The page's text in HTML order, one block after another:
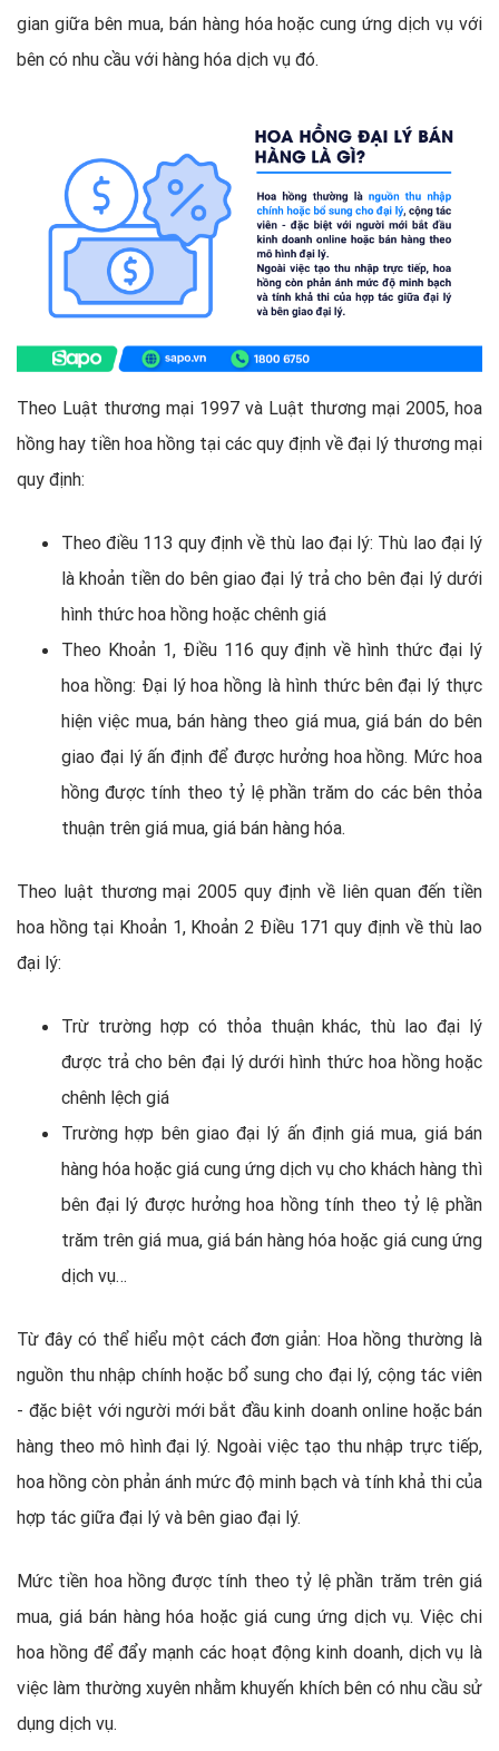
gian giữa bên mua, bán hàng hóa hoặc cung ứng dịch vụ với
bên có nhu cầu với hàng hóa dịch vụ đó.
Theo Luật thương mại 1997 và Luật thương mại 2005, hoa
hồng hay tiền hoa hồng tại các quy định về đại lý thương mại
quy định:
Theo điều 113 quy định về thù lao đại lý: Thù lao đại lý
là khoản tiền do bên giao đại lý trả cho bên đại lý dưới
hình thức hoa hồng hoặc chênh giá
Theo Khoản 1, Điều 116 quy định về hình thức đại lý
hoa hồng: Đại lý hoa hồng là hình thức bên đại lý thực
hiện việc mua, bán hàng theo giá mua, giá bán do bên
giao đại lý ấn định để được hưởng hoa hồng. Mức hoa
hồng được tính theo tỷ lệ phần trăm do các bên thỏa
thuận trên giá mua, giá bán hàng hóa.
Theo luật thương mại 2005 quy định về liên quan đến tiền
hoa hồng tại Khoản 1, Khoản 2 Điều 171 quy định về thù lao
đại lý:
Trừ trường hợp có thỏa thuận khác, thù lao đại lý
được trả cho bên đại lý dưới hình thức hoa hồng hoặc
chênh lệch giá
Trường hợp bên giao đại lý ấn định giá mua, giá bán
hàng hóa hoặc giá cung ứng dịch vụ cho khách hàng thì
bên đại lý được hưởng hoa hồng tính theo tỷ lệ phần
trăm trên giá mua, giá bán hàng hóa hoặc giá cung ứng
dịch vụ…
Từ đây có thể hiểu một cách đơn giản: Hoa hồng thường là
nguồn thu nhập chính hoặc bổ sung cho đại lý, cộng tác viên
- đặc biệt với người mới bắt đầu kinh doanh online hoặc bán
hàng theo mô hình đại lý. Ngoài việc tạo thu nhập trực tiếp,
hoa hồng còn phản ánh mức độ minh bạch và tính khả thi của
hợp tác giữa đại lý và bên giao đại lý.
Mức tiền hoa hồng được tính theo tỷ lệ phần trăm trên giá
mua, giá bán hàng hóa hoặc giá cung ứng dịch vụ. Việc chi
hoa hồng để đẩy mạnh các hoạt động kinh doanh, dịch vụ là
việc làm thường xuyên nhằm khuyến khích bên có nhu cầu sử
dụng dịch vụ.